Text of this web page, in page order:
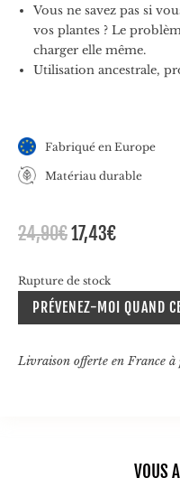
Vous ne savez pas si
vos plantes ? Le
charger elle même.
Utilisation ancestrale,
Fabriqué en Europe
Matériau durable
24,90€Le
initial
était :
24,90€.
17,43€Le
est :
17,43€.
Rupture de stock
PRÉVENEZ-MOI QUAND
Livraison offerte en France
VOUS